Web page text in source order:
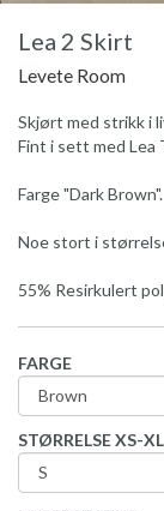
Lea 2 Skirt
Levete Room
Skjørt med strikk i
Fint i sett med Lea
Farge "Dark Brown".
Noe stort i
55% Resirkulert
FARGE
STØRRELSE XS-XL